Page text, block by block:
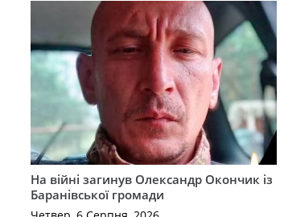
На війні загинув Олександр Окончик із
Баранівської громади